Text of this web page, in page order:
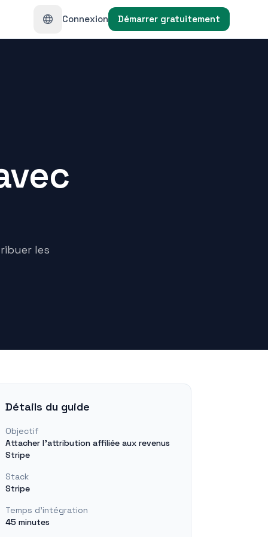
Connexion Démarrer gratuitement
les
Détails du guide
Objectif
Attacher l'attribution affiliée aux revenus
Stripe
Stack
Stripe
Temps d'intégration
45 minutes